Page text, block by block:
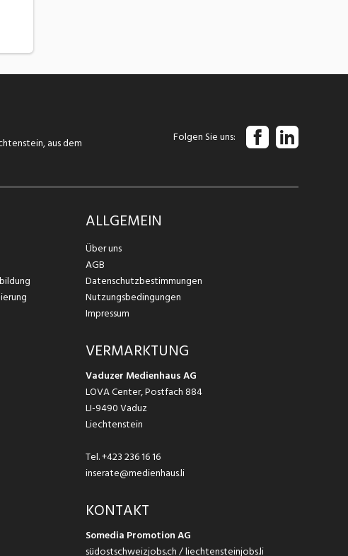
aus dem
Folgen Sie uns
ALLGEMEIN
Über uns
AGB
Datenschutzbestimmungen
Nutzungsbedingungen
Impressum
VERMARKTUNG
Vaduzer Medienhaus AG
LOVA Center, Postfach 884
LI-9490 Vaduz
Liechtenstein
Tel.+423 236 16 16
inserate@medienhaus.li
KONTAKT
Somedia Promotion AG
südostschweizjobs.ch / liechtensteinjobs.li